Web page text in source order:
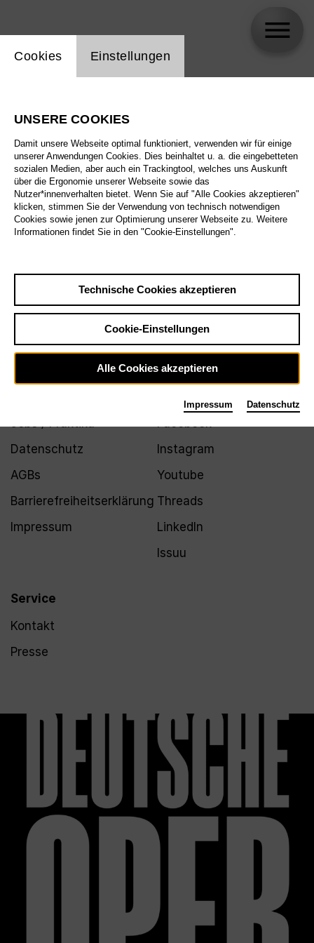
Biographie
Spielplan
Jobs / Praktika
Datenschutz
AGBs
Barrierefreiheitserklärung
Impressum
Service
Kontakt
Presse
Facebook
Instagram
Youtube
Threads
LinkedIn
Issuu
Einstellung Website Cookie
Cookies Einstellungen
UNSERE COOKIES
Damit unsere Webseite optimal funktioniert, verwenden wir für einige
unserer Anwendungen Cookies. Dies beinhaltet u. a. die eingebetteten
sozialen Medien, aber auch ein Trackingtool, welches uns Auskunft
über die Ergonomie unserer Webseite sowie das
Nutzer*innenverhalten bietet. Wenn Sie auf "Alle Cookies akzeptieren"
klicken, stimmen Sie der Verwendung von technisch notwendigen
Cookies sowie jenen zur Optimierung unserer Webseite zu. Weitere
Informationen findet Sie in den "Cookie-Einstellungen".
Technische Cookies akzeptieren
Cookie-Einstellungen
Alle Cookies akzeptieren
Impressum Datenschutz